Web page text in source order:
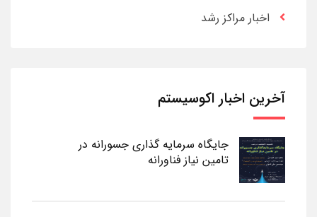
اخبار مراکز رشد
آخرین اخبار اکوسیستم
جایگاه سرمایه گذاری جسورانه در
تامین نیاز فناورانه